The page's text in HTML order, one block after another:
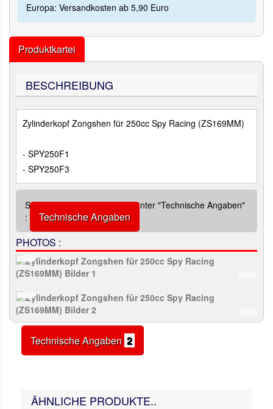
Europa: Versandkosten ab 5,90 Euro
Produktkartei
BESCHREIBUNG
Zylinderkopf Zongshen für 250cc Spy Racing (ZS169MM)
- SPY250F1
- SPY250F3
Siehe zusätzliche Abbildung unter "Technische Angaben"
:
Technische Angaben
PHOTOS :
Technische Angaben 2
ÄHNLICHE PRODUKTE..